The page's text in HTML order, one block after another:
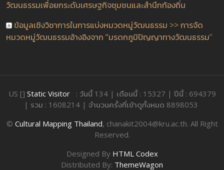
วัฒนธรรมเพื่อยกระดับเศรษฐกิจชุมชนและสำนึกท้องถิ่น
ข้อมูลเชิงวิชาการในการแบ่งหมวดหมู่วัฒนธรรม >> การจัด
หมวดหมู่วัฒนธรรมอ้างอิงจาก “มรดกภูมิปัญญาทางวัฒนธรรม”
US [] Static Visitor: วันนี้ 134 | เดือนนี้ : 15327 | ปีนี้ : 694379
| รวม : 1608214 | จำนวนครั้งที่เข้าดูทั้งหมด 8898053
© Cultural Mapping Thailand, chanakit2004@kru.ac.th. All Right
Reserved.
Designed By HTML Codex
Distributed By: ThemeWagon